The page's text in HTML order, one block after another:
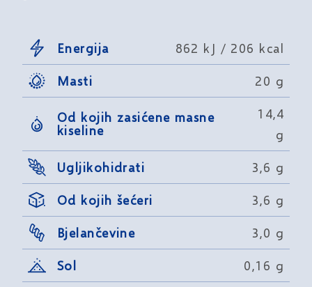
Energija 862 kJ / 206 kcal
Masti 20 g
Od kojih zasićene masne
kiseline
14,4
g
Ugljikohidrati 3,6 g
Od kojih šećeri 3,6 g
Bjelančevine 3,0 g
Sol 0,16 g